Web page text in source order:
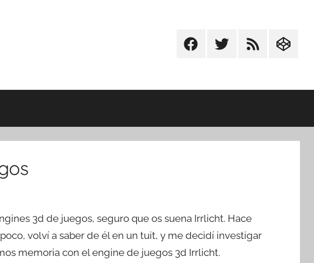
FacebookTwitterRSS
3d de juegos, seguro que os suena Irrlicht. Hace
volví a saber de él en un tuit, y me decidí investigar
memoria con el engine de juegos 3d Irrlicht.